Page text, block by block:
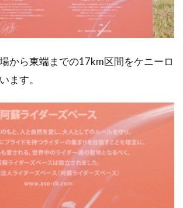
から東端までの17km区間をケニーロ
ます。